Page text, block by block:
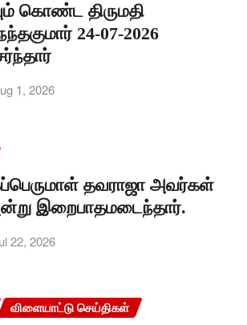
கொண்ட திருமதி
24-07-2026
1, 2026
தவராஜா அவர்கள்
இறைபாதமடைந்தார்.
22, 2026
விளையாட்டு செய்திகள்